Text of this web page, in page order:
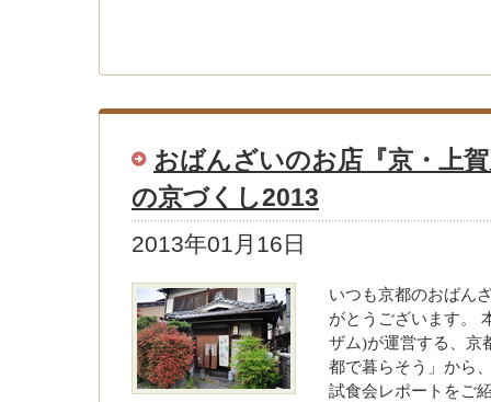
おばんざいのお店『京・上
の京づくし2013
2013年01月16日
いつも京都のおばん
がとうございます。
ザム)が運営する、京
都で暮らそう」から
試食会レポートをご